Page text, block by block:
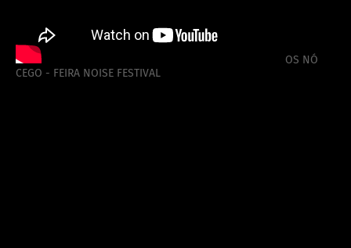
OS NÓ
CEGO - FEIRA NOISE FESTIVAL